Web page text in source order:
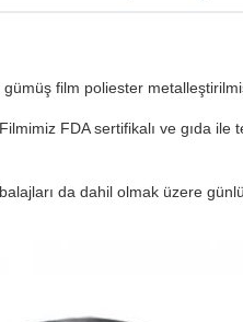
film poliester
FDA sertifikalı ve gıda
da dahil olmak üzere